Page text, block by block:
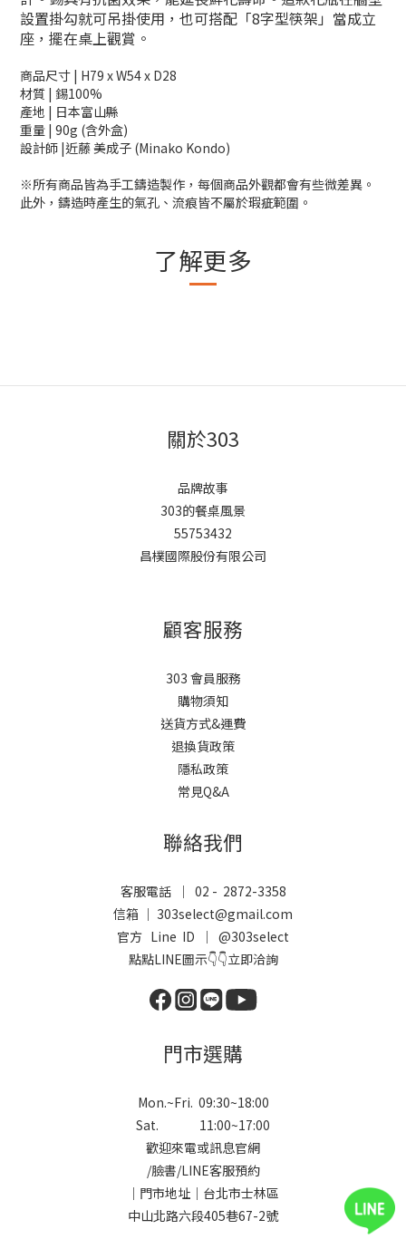
設置掛勾就可吊掛使用，也可搭配「8字型筷架」當成立
座，擺在桌上觀賞。
商品尺寸 | H79 x W54 x D28
材質 | 錫100%
產地 | 日本富山縣
重量 | 90g (含外盒)
設計師 |近藤 美成子 (Minako Kondo)
※所有商品皆為手工鑄造製作，每個商品外觀都會有些微差異。
此外，鑄造時產生的氣孔、流痕皆不屬於瑕疵範圍。
了解更多
關於303
品牌故事
303的餐桌風景
55753432
昌樸國際股份有限公司
顧客服務
303 會員服務
購物須知
送貨方式&運費
退換貨政策
隱私政策
常見Q&A
聯絡我們
客服電話 ｜ 02 - 2872-3358
信箱 ｜ 303select@gmail.com
官方 Line ID ｜ @303select
點點LINE圖示👇👇立即洽詢
門市選購
Mon.~Fri. 09:30~18:00
Sat. 11:00~17:00
歡迎來電或訊息官網
/臉書/LINE客服預約
｜門市地址｜台北市士林區
中山北路六段405巷67-2號